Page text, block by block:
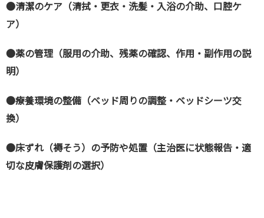
●清潔のケア（清拭・更衣・洗髪・入浴の介助、口腔ケ
ア）
●薬の管理（服用の介助、残薬の確認、作用・副作用の説
明）
●療養環境の整備（ベッド周りの調整・ベッドシーツ交
換）
●床ずれ（褥そう）の予防や処置（主治医に状態報告・適
切な皮膚保護剤の選択）